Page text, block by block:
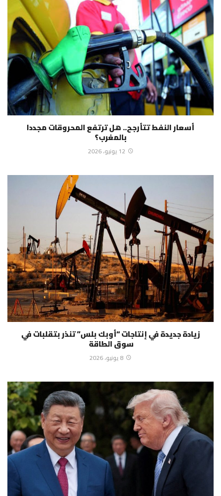
أسعار النفط تتأرجح.. هل ترتفع المحروقات مجددا
بالمغرب؟
12 يونيو، 2026
زيادة جديدة في إنتاجات “أوبك بلس” تنذر بتقلبات في
سوق الطاقة
8 يونيو، 2026